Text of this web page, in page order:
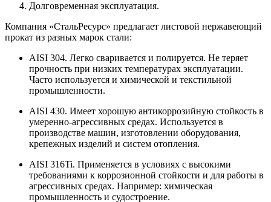
Долговременная эксплуатация.
Компания «СтальРесурс» предлагает листовой нержавеющий
прокат из разных марок стали:
AISI 304. Легко сваривается и полируется. Не теряет
прочность при низких температурах эксплуатации.
Часто используется и химической и текстильной
промышленности.
AISI 430. Имеет хорошую антикоррозийную стойкость в
умеренно-агрессивных средах. Используется в
производстве машин, изготовлении оборудования,
крепежных изделий и систем отопления.
AISI 316Ti. Применяется в условиях с высокими
требованиями к коррозионной стойкости и для работы в
агрессивных средах. Например: химическая
промышленность и судостроение.